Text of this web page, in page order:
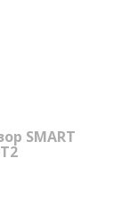
SMART